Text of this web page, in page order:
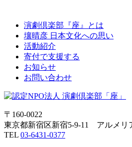
演劇倶楽部『座』とは
壤晴彦 日本文化への思い
活動紹介
寄付で支援する
お知らせ
お問い合わせ
〒160-0022
東京都新宿区新宿5-9-11 アルメリ
TEL 03-6431-0377